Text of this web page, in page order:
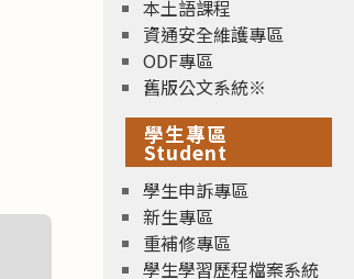
本土語課程
資通安全維護專區
ODF專區
舊版公文系統※
學生專區
Student
學生申訴專區
新生專區
重補修專區
學生學習歷程檔案系統